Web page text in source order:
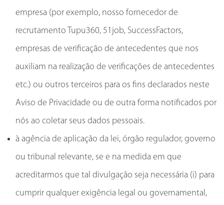
empresa (por exemplo, nosso fornecedor de
recrutamento Tupu360, 51job, SuccessFactors,
empresas de verificação de antecedentes que nos
auxiliam na realização de verificações de antecedentes
etc.) ou outros terceiros para os fins declarados neste
Aviso de Privacidade ou de outra forma notificados por
nós ao coletar seus dados pessoais.
à agência de aplicação da lei, órgão regulador, governo
ou tribunal relevante, se e na medida em que
acreditarmos que tal divulgação seja necessária (i) para
cumprir qualquer exigência legal ou governamental,